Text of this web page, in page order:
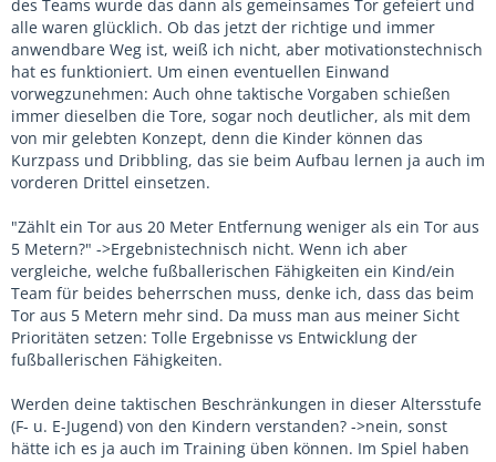
des Teams wurde das dann als gemeinsames Tor gefeiert und
alle waren glücklich. Ob das jetzt der richtige und immer
anwendbare Weg ist, weiß ich nicht, aber motivationstechnisch
hat es funktioniert. Um einen eventuellen Einwand
vorwegzunehmen: Auch ohne taktische Vorgaben schießen
immer dieselben die Tore, sogar noch deutlicher, als mit dem
von mir gelebten Konzept, denn die Kinder können das
Kurzpass und Dribbling, das sie beim Aufbau lernen ja auch im
vorderen Drittel einsetzen.
"Zählt ein Tor aus 20 Meter Entfernung weniger als ein Tor aus
5 Metern?" ->Ergebnistechnisch nicht. Wenn ich aber
vergleiche, welche fußballerischen Fähigkeiten ein Kind/ein
Team für beides beherrschen muss, denke ich, dass das beim
Tor aus 5 Metern mehr sind. Da muss man aus meiner Sicht
Prioritäten setzen: Tolle Ergebnisse vs Entwicklung der
fußballerischen Fähigkeiten.
Werden deine taktischen Beschränkungen in dieser Altersstufe
(F- u. E-Jugend) von den Kindern verstanden? ->nein, sonst
hätte ich es ja auch im Training üben können. Im Spiel haben